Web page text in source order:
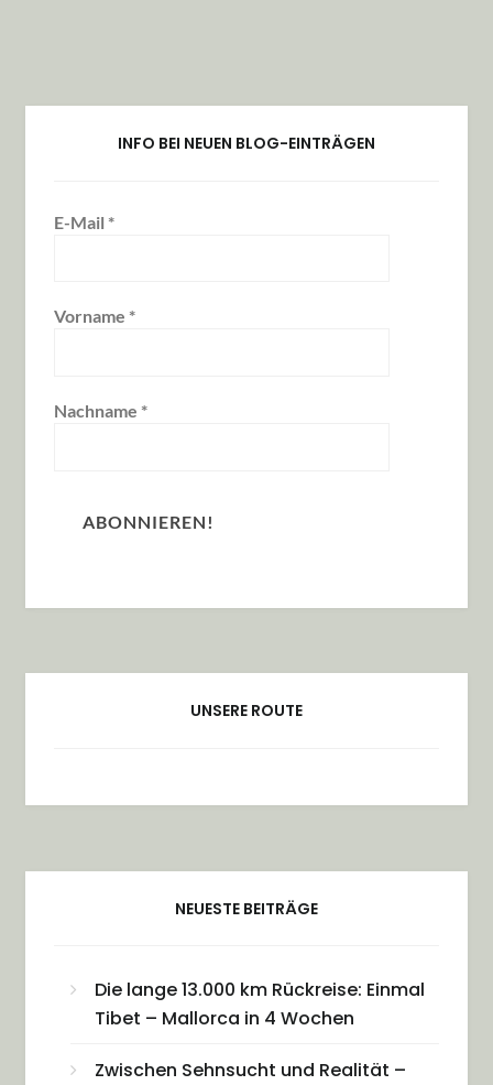
INFO BEI NEUEN BLOG-EINTRÄGEN
E-Mail *
Vorname *
Nachname *
UNSERE ROUTE
NEUESTE BEITRÄGE
Die lange 13.000 km Rückreise: Einmal
Tibet – Mallorca in 4 Wochen
Zwischen Sehnsucht und Realität –